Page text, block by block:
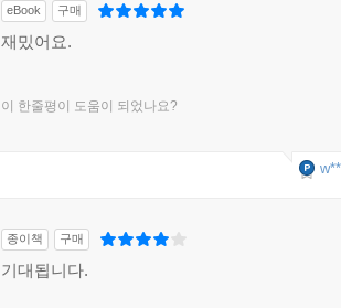
eBook 구매
재밌어요.
이 한줄평이 도움이 되었나요?
종이책 구매
기대됩니다.